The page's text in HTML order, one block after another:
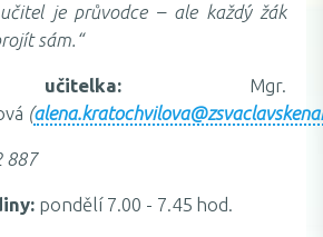
je průvodce – ale každý žák
sám.“
Mgr.
(
887
pondělí 7.00 - 7.45 hod.